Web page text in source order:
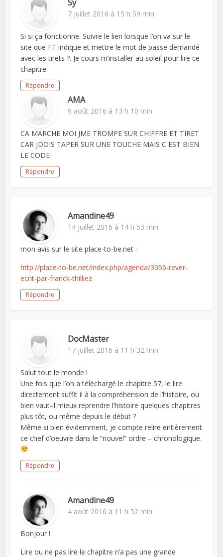
Sy
7 juillet 2016 à 15 h 59 min
Si si ça fonctionne. Suivre le lien lorsque l’on va sur le
site que FT indique et mettre le mot de passe demandé
avec les tirets ?. Je cours m’installer au soleil pour lire ce
chapitre.
Répondre
AMA
9 août 2016 à 13 h 10 min
CA MARCHE MOI JME TROMPE SUR CHIFFRE ET TIRET
CAR JDOIS TAPER SUR UNE TOUCHE MAIS C EST BIEN
LE CODE
Répondre
Amandine49
14 juillet 2016 à 14 h 53 min
mon avis sur le site place-to-be.net :
http://place-to-be.net/index.php/agenda/3056-rever-
ecrit-par-franck-thilliez
Répondre
DocMaster
17 juillet 2016 à 11 h 32 min
Salut tout le monde !
Une fois que l’on a téléchargé le chapitre 57, le lire
directement suffit il à la compréhension de l’histoire, ou
bien vaut-il mieux reprendre l’histoire quelques chapitres
plus tôt, ou même depuis le début ?
Même si bien évidemment, je compte relire entièrement
ce chef d’oeuvre dans le “nouvel” ordre – chronologique.
Répondre
Amandine49
4 août 2016 à 11 h 52 min
Bonjour !
Lire ou ne pas lire le chapitre n’a pas une grande